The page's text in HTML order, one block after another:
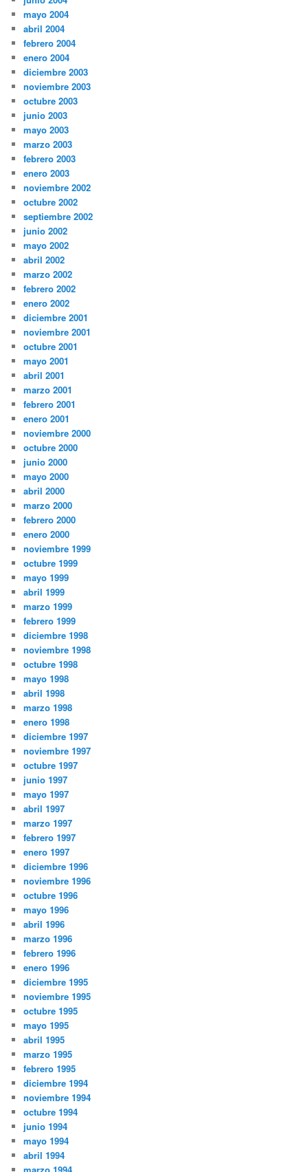
mayo 2004
abril 2004
febrero 2004
enero 2004
diciembre 2003
noviembre 2003
octubre 2003
junio 2003
mayo 2003
marzo 2003
febrero 2003
enero 2003
noviembre 2002
octubre 2002
septiembre 2002
junio 2002
mayo 2002
abril 2002
marzo 2002
febrero 2002
enero 2002
diciembre 2001
noviembre 2001
octubre 2001
mayo 2001
abril 2001
marzo 2001
febrero 2001
enero 2001
noviembre 2000
octubre 2000
junio 2000
mayo 2000
abril 2000
marzo 2000
febrero 2000
enero 2000
noviembre 1999
octubre 1999
mayo 1999
abril 1999
marzo 1999
febrero 1999
diciembre 1998
noviembre 1998
octubre 1998
mayo 1998
abril 1998
marzo 1998
enero 1998
diciembre 1997
noviembre 1997
octubre 1997
junio 1997
mayo 1997
abril 1997
marzo 1997
febrero 1997
enero 1997
diciembre 1996
noviembre 1996
octubre 1996
mayo 1996
abril 1996
marzo 1996
febrero 1996
enero 1996
diciembre 1995
noviembre 1995
octubre 1995
mayo 1995
abril 1995
marzo 1995
febrero 1995
diciembre 1994
noviembre 1994
octubre 1994
junio 1994
mayo 1994
abril 1994
marzo 1994